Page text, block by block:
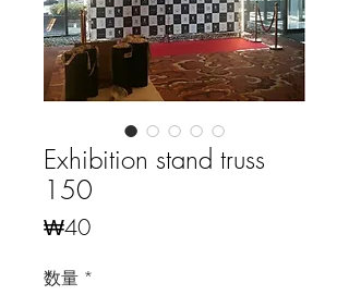
Exhibition stand truss
150
₩40価
数量 *